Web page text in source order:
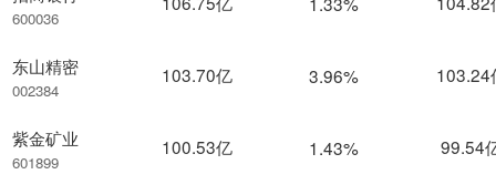
600036
东山精密
002384
紫金矿业
601899
103.70亿 3.96% 103.24
100.53亿 1.43% 99.54